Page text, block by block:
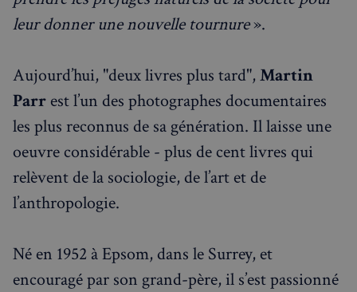
leur donner une nouvelle tournure».
Aujourd’hui, "deux livres plus tard",Martin
Parr est l’un des photographes documentaires
les plus reconnus de sa génération. Il laisse une
oeuvre considérable - plus de cent livres qui
relèvent de la sociologie, de l’art et de
l’anthropologie.
Né en 1952 à Epsom, dans le Surrey, et
encouragé par son grand-père, il s’est passionné